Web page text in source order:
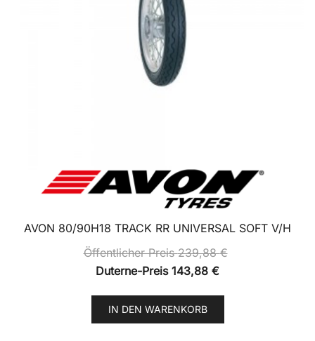
AVON 80/90H18 TRACK RR UNIVERSAL SOFT V/H
Öffentlicher Preis239,88€
Duterne-Preis 143,88 €
IN DEN WARENKORB